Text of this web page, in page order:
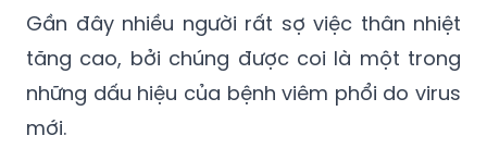
Gần đây nhiều người rất sợ việc thân nhiệt
tăng cao, bởi chúng được coi là một trong
những dấu hiệu của bệnh viêm phổi do virus
mới.